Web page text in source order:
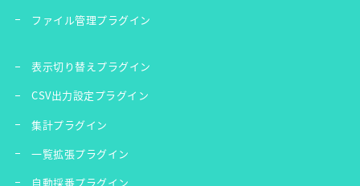
ファイル管理プラグイン
表示切り替えプラグイン
CSV出力設定プラグイン
集計プラグイン
一覧拡張プラグイン
自動採番プラグイン